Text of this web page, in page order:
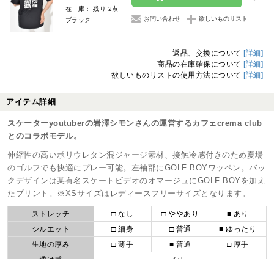
在 庫： 残り 2点
ブラック
お問い合わせ 欲しいものリスト
返品、交換について [詳細]
商品の在庫確保について [詳細]
欲しいものリストの使用方法について [詳細]
アイテム詳細
スケーターyoutuberの岩澤シモンさんの運営するカフェcrema club
とのコラボモデル。
伸縮性の高いポリウレタン混ジャージ素材、接触冷感付きのため夏場
のゴルフでも快適にプレー可能。左袖部にGOLF BOYワッペン。バッ
クデザインは某有名スケートビデオのオマージュにGOLF BOYを加え
たプリント。※XSサイズはレディースフリーサイズとなります。
ストレッチ □ なし □ ややあり
■ あり
シルエット
□ 細身 □ 普通
■ ゆったり
生地の厚み
□ 薄手 ■ 普通
□ 厚手